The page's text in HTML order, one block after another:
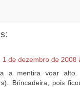
1 de dezembro de 2008
a mentira voar
Brincadeira, pois